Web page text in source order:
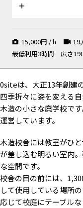
校庭にテーブルや椅子の配置も
可能（事前要相談）
テ
季節により姿を変える庭の木々
/ 春
緑
15,000円 / h
最低利用3時間
広さ
0siteは、大正13年創建
四季折々に姿を変える
木造の小さな廃学校で
運営しています。
木造校舎には教室がひ
が差し込む明るい室内
な空間です。
校舎の目の前には、
して使用している場所
応じて校庭にテーブル